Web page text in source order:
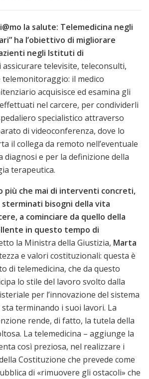
la salute: Telemedicina negli
ha l’obiettivo di migliorare
negli Istituti di
assicurare televisite, teleconsulti,
il medico
acquisisce ed esamina gli
nel carcere, per condividerli
specialistico attraverso
di videoconferenza, dove lo
il collega da remoto nell’eventuale
diagnosi e per la definizione della
terapeutica.
più che mai di interventi concreti,
bisogni della vita
a cominciare da quello della
in questo tempo di
la Ministra della Giustizia, Marta
e valori costituzionali: questa è
di telemedicina, che da questo
lo stile del lavoro svolto dalla
per l’innovazione del sistema
terminando i suoi lavori. La
rende, di fatto, la tutela della
La telemedicina – aggiunge la
così preziosa, nel realizzare i
Costituzione che prevede come
di «rimuovere gli ostacoli» che